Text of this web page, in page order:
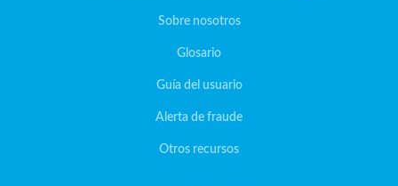
Sobre nosotros
Glosario
Guía del usuario
Alerta de fraude
Otros recursos